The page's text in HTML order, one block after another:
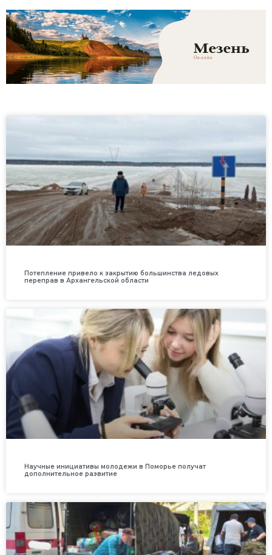
Потепление привело к закрытию большинства ледовых
переправ в Архангельской области
Научные инициативы молодежи в Поморье получат
дополнительное развитие